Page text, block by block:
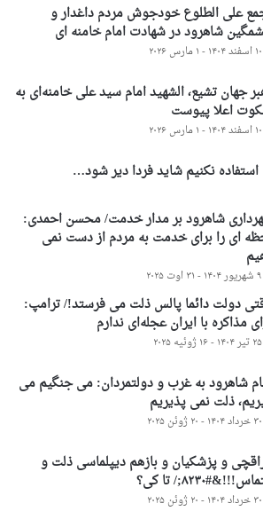
علی الطلوع خودجوش مردم داغدار و
شاهرود در شهادت امام خامنه ای
۱۰ اسفند ۱۴۰۴ - ۱ مارس ۲۰۲۶
جهان تشیع، الشهید امام سید علی خامنه‌ای به
اعلا پیوست
۱۰ اسفند ۱۴۰۴ - ۱ مارس ۲۰۲۶
نکنیم شاید فردا دیر شود…
شاهرود بر مدار خدمت/ محسن احمدی:
ای را برای خدمت به مردم از دست نمی
۹ شهریور ۱۴۰۴ - ۳۱ اوت ۲۰۲۵
دولت دائما پالس ذلت می فرستد!/ ترامپ:
مذاکره با ایران عجله‌ای ندارم
۲۵ تیر ۱۴۰۴ - ۱۶ ژوئیه ۲۰۲۵
شاهرود به غرب و دولتمردان: می جنگیم می
ذلت نمی پذیریم
۳۰ خرداد ۱۴۰۴ - ۲۰ ژوئن ۲۰۲۵
و پزشکیان و بازهم دیپلماسی ذلت و
تا کی؟
۳۰ خرداد ۱۴۰۴ - ۲۰ ژوئن ۲۰۲۵